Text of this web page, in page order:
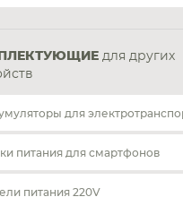
для других
для
питания для смартфонов
питания 220V